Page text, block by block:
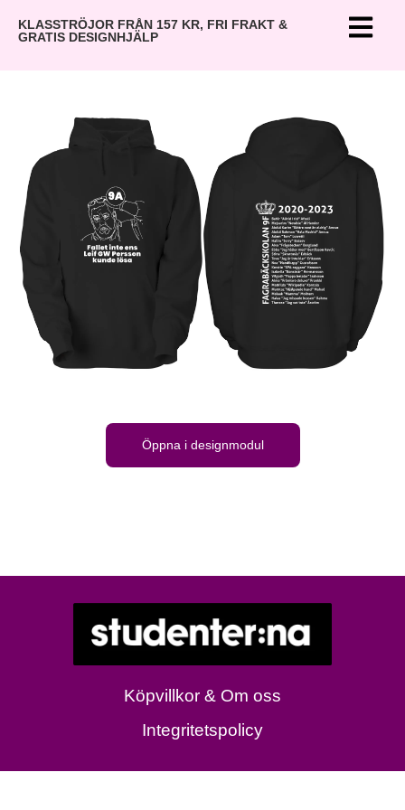
KLASSTRÖJOR FRÅN 157 KR, FRI FRAKT &
GRATIS DESIGNHJÄLP
Öppna i designmodul
Köpvillkor & Om oss
Integritetspolicy